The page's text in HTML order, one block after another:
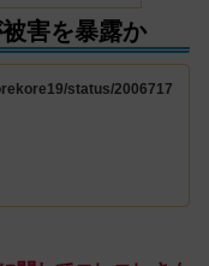
害を暴露か
status/2006717